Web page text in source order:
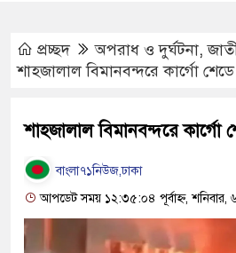
প্রচ্ছদ অপরাধ ও দুর্ঘটনা,
শাহজালাল বিমানবন্দরে কার্গো
শাহজালাল বিমানবন্দরে
বাংলা৭১নিউজ,ঢাকা
আপডেট সময় ১২:৩৫:০৪ পূর্বাহ্ন,